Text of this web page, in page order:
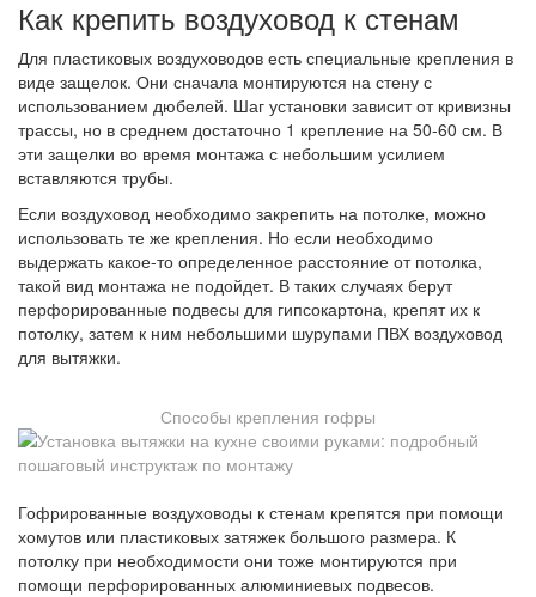
Как крепить воздуховод к стенам
Для пластиковых воздуховодов есть специальные крепления в
виде защелок. Они сначала монтируются на стену с
использованием дюбелей. Шаг установки зависит от кривизны
трассы, но в среднем достаточно 1 крепление на 50-60 см. В
эти защелки во время монтажа с небольшим усилием
вставляются трубы.
Если воздуховод необходимо закрепить на потолке, можно
использовать те же крепления. Но если необходимо
выдержать какое-то определенное расстояние от потолка,
такой вид монтажа не подойдет. В таких случаях берут
перфорированные подвесы для гипсокартона, крепят их к
потолку, затем к ним небольшими шурупами ПВХ воздуховод
для вытяжки.
Способы крепления гофры
Гофрированные воздуховоды к стенам крепятся при помощи
хомутов или пластиковых затяжек большого размера. К
потолку при необходимости они тоже монтируются при
помощи перфорированных алюминиевых подвесов.